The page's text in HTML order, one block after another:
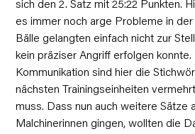
sich den 2. Satz mit 25:22 Punkten.
es immer noch arge Probleme in
Bälle gelangten einfach nicht zur
kein präziser Angriff erfolgen konnte.
Kommunikation sind hier die
nächsten Trainingseinheiten
muss. Dass nun auch weitere Sätze
Malchinerinnen gingen, wollten die